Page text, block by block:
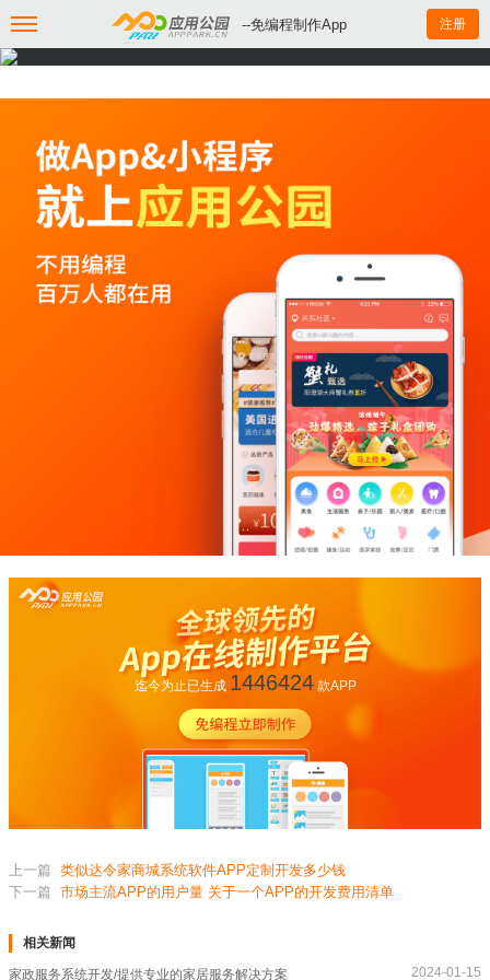
--免编程制作App 注册
迄今为止已生成 1446424款APP
上一篇 类似达令家商城系统软件APP定制开发多少钱
下一篇 市场主流APP的用户量 关于一个APP的开发费用清单
相关新闻
家政服务系统开发/提供专业的家居服务解决方案 2024-01-15